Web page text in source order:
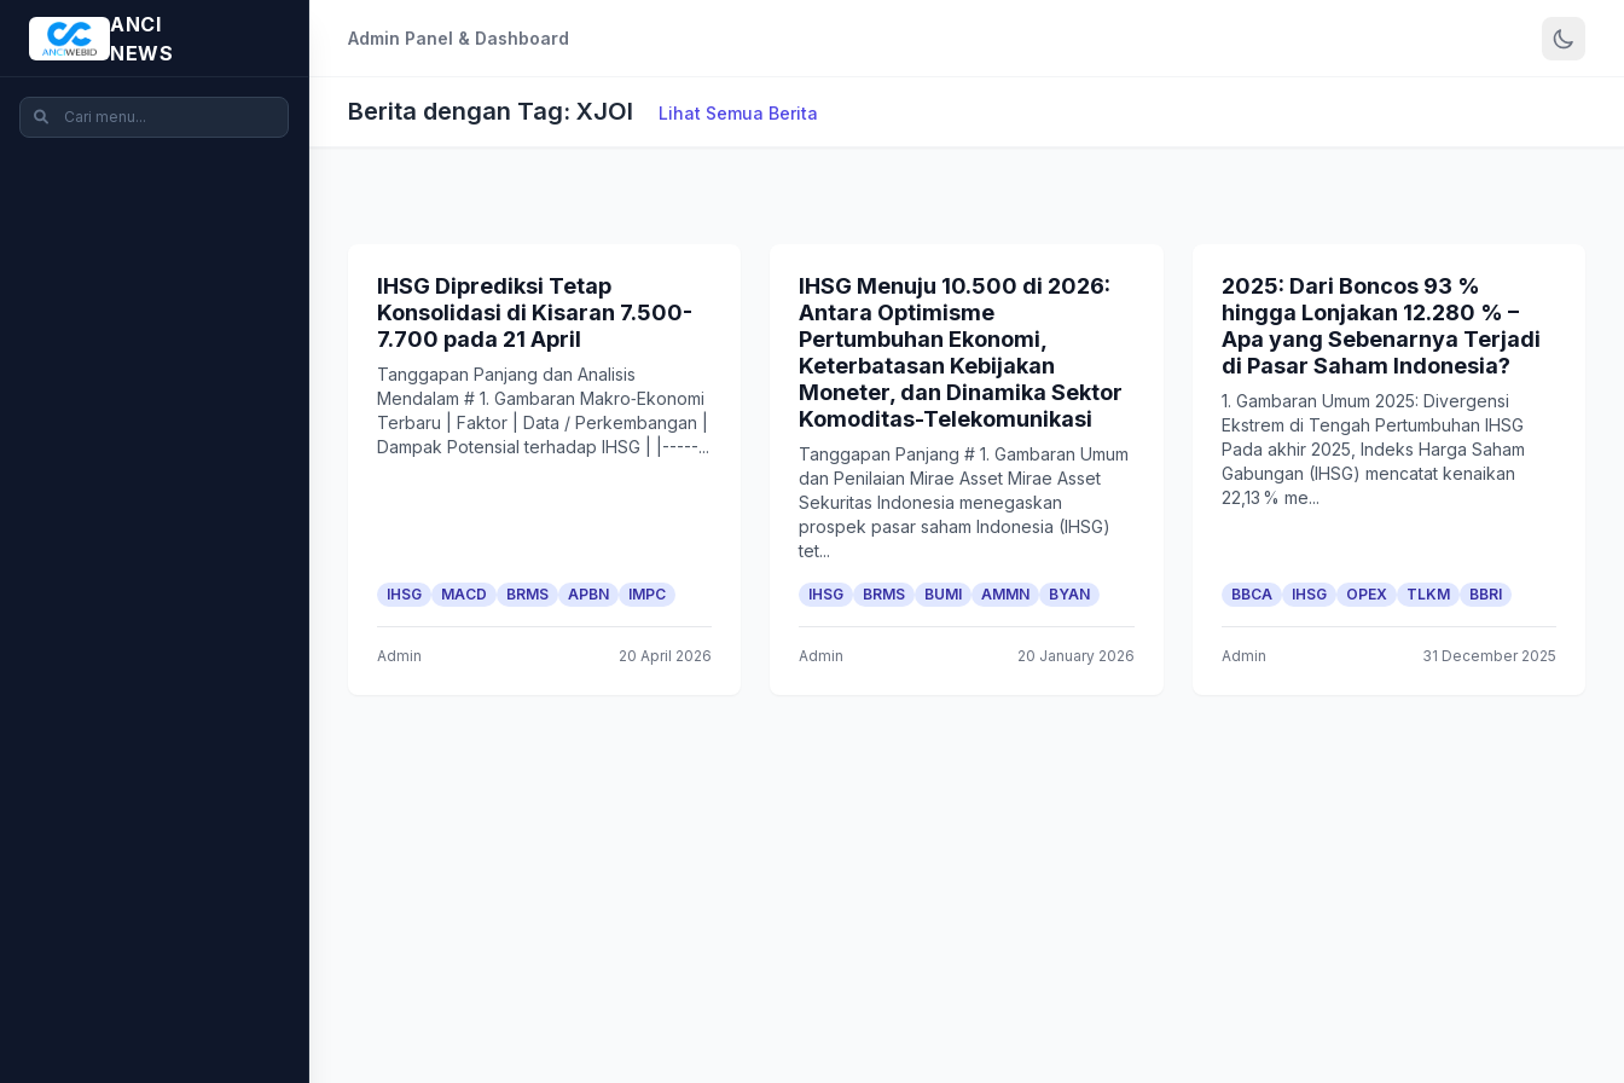
ANCI
NEWS
Admin Panel & Dashboard
Berita dengan Tag: XJOI Lihat Semua Berita
IHSG Diprediksi Tetap
Konsolidasi di Kisaran 7.500-
7.700 pada 21 April
Tanggapan Panjang dan Analisis
Mendalam # 1. Gambaran Makro‑Ekonomi
Terbaru | Faktor | Data / Perkembangan |
Dampak Potensial terhadap IHSG | |-----...
IHSG MACD BRMS APBN IMPC
Admin 20 April 2026
IHSG Menuju 10.500 di 2026:
Antara Optimisme
Pertumbuhan Ekonomi,
Keterbatasan Kebijakan
Moneter, dan Dinamika Sektor
Komoditas-Telekomunikasi
Tanggapan Panjang # 1. Gambaran Umum
dan Penilaian Mirae Asset Mirae Asset
Sekuritas Indonesia menegaskan
prospek pasar saham Indonesia (IHSG)
tet...
IHSG BRMS BUMI AMMN BYAN
Admin 20 January 2026
2025: Dari Boncos 93 %
hingga Lonjakan 12.280 % –
Apa yang Sebenarnya Terjadi
di Pasar Saham Indonesia?
1. Gambaran Umum 2025: Divergensi
Ekstrem di Tengah Pertumbuhan IHSG
Pada akhir 2025, Indeks Harga Saham
Gabungan (IHSG) mencatat kenaikan
22,13 % me...
BBCA IHSG OPEX TLKM BBRI
Admin 31 December 2025